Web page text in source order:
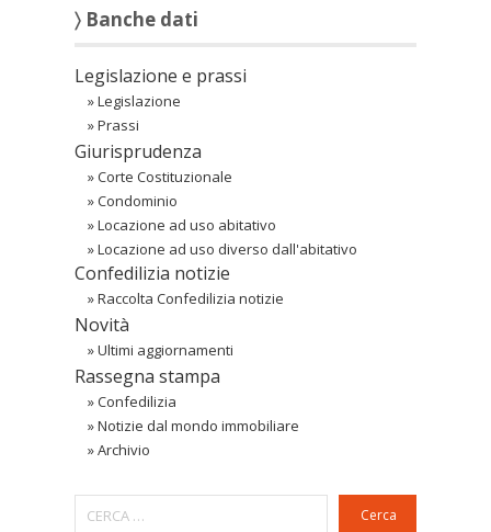
〉 Banche dati
Legislazione e prassi
»Legislazione
»Prassi
Giurisprudenza
»Corte Costituzionale
»Condominio
»Locazione ad uso abitativo
»Locazione ad uso diverso dall'abitativo
Confedilizia notizie
»Raccolta Confedilizia notizie
Novità
»Ultimi aggiornamenti
Rassegna stampa
»Confedilizia
»Notizie dal mondo immobiliare
»Archivio
Cerca